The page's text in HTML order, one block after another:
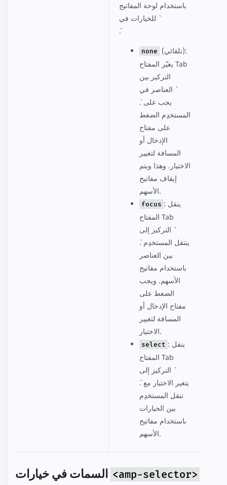
باستخدام لوحة المفاتيح
`.
none
(تلقائي):
يغيّر المفتاح Tab
التركيز بين
`. يجب على
المستخدِم الضغط
على مفتاح
الإدخال أو
المسافة لتغيير
الاختيار. وهذا ويتم
إيقاف مفاتيح
الأسهم.
focus : ينقل
المفتاح Tab
`. ينتقل المستخدِم
بين العناصر
باستخدام مفاتيح
الأسهم. ويجب
الضغط على
مفتاح الإدخال أو
المسافة لتغيير
الاختيار.
select : ينقل
المفتاح Tab
`. يتغير الاختيار مع
تنقل المستخدِم
بين الخيارات
باستخدام مفاتيح
الأسهم.
<amp-selector>